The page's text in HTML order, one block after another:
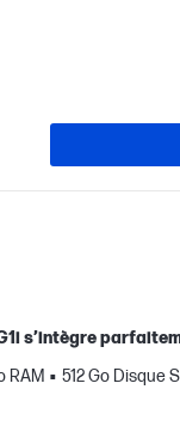
s’intègre
RAM 512 Go Disque